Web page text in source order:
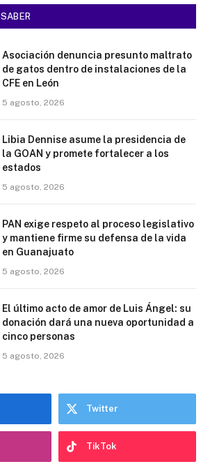
SABER
Asociación denuncia presunto maltrato
de gatos dentro de instalaciones de la
CFE en León
5 agosto, 2026
Libia Dennise asume la presidencia de
la GOAN y promete fortalecer a los
estados
5 agosto, 2026
PAN exige respeto al proceso legislativo
y mantiene firme su defensa de la vida
en Guanajuato
5 agosto, 2026
El último acto de amor de Luis Ángel: su
donación dará una nueva oportunidad a
cinco personas
5 agosto, 2026
Twitter
TikTok